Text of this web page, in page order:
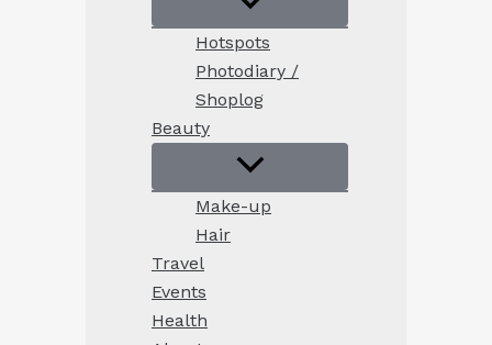
Hotspots
Photodiary /
Shoplog
Beauty
Make-up
Hair
Travel
Events
Health